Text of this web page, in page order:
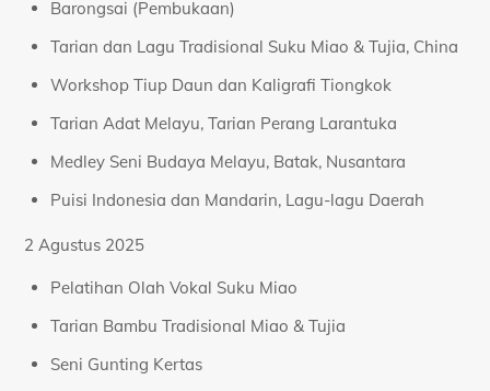
Barongsai (Pembukaan)
Tarian dan Lagu Tradisional Suku Miao & Tujia, China
Workshop Tiup Daun dan Kaligrafi Tiongkok
Tarian Adat Melayu, Tarian Perang Larantuka
Medley Seni Budaya Melayu, Batak, Nusantara
Puisi Indonesia dan Mandarin, Lagu-lagu Daerah
2 Agustus 2025
Pelatihan Olah Vokal Suku Miao
Tarian Bambu Tradisional Miao & Tujia
Seni Gunting Kertas